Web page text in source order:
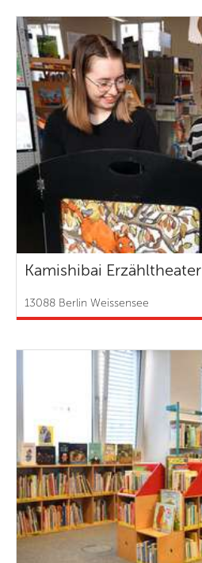
Kamishibai Erzähltheater
13088 Berlin Weissensee